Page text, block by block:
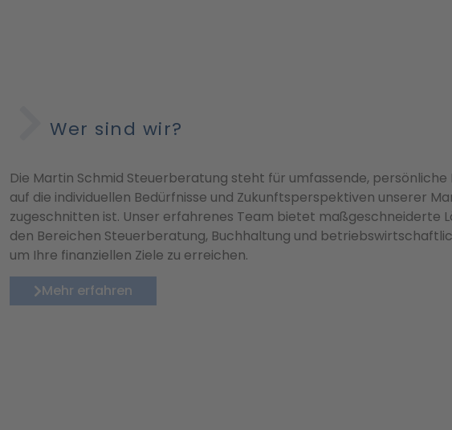
Wer sind wir?
Die Martin Schmid Steuerberatung steht für umfassende, persönliche
auf die individuellen Bedürfnisse und Zukunftsperspektiven unserer
zugeschnitten ist. Unser erfahrenes Team bietet maßgeschneiderte
den Bereichen Steuerberatung, Buchhaltung und
um Ihre finanziellen Ziele zu erreichen.
Mehr erfahren